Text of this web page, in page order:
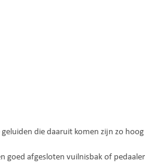
die daaruit komen zijn zo
goed afgesloten vuilnisbak of